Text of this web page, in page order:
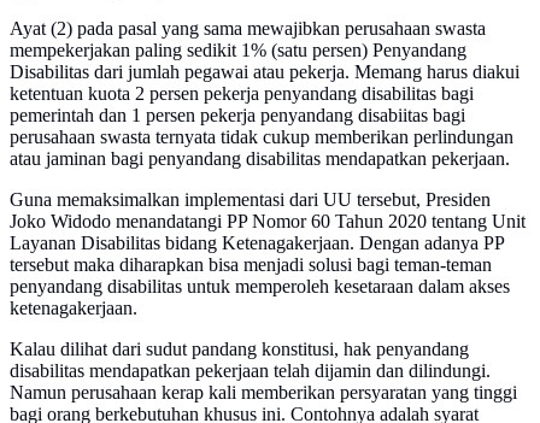
Ayat (2) pada pasal yang sama mewajibkan perusahaan swasta
mempekerjakan paling sedikit 1% (satu persen) Penyandang
Disabilitas dari jumlah pegawai atau pekerja. Memang harus diakui
ketentuan kuota 2 persen pekerja penyandang disabilitas bagi
pemerintah dan 1 persen pekerja penyandang disabiitas bagi
perusahaan swasta ternyata tidak cukup memberikan perlindungan
atau jaminan bagi penyandang disabilitas mendapatkan pekerjaan.
Guna memaksimalkan implementasi dari UU tersebut, Presiden
Joko Widodo menandatangi PP Nomor 60 Tahun 2020 tentang Unit
Layanan Disabilitas bidang Ketenagakerjaan. Dengan adanya PP
tersebut maka diharapkan bisa menjadi solusi bagi teman-teman
penyandang disabilitas untuk memperoleh kesetaraan dalam akses
ketenagakerjaan.
Kalau dilihat dari sudut pandang konstitusi, hak penyandang
disabilitas mendapatkan pekerjaan telah dijamin dan dilindungi.
Namun perusahaan kerap kali memberikan persyaratan yang tinggi
bagi orang berkebutuhan khusus ini. Contohnya adalah syarat